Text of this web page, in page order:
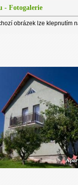
- Fotogalerie
obrázek lze klepnutím